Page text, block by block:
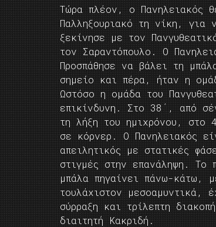
Τώρα πλέον, ο Πανηλειακός
Παλληξουριακό τη νίκη, για
ξεκίνησε με τον
τον Σαραντόπουλο. Ο
Προσπάθησε να βάλει τη
σημείο και πέρα, ήταν η
Ωστόσο η ομάδα του
επικίνδυνη. Στο 38΄, από
τη λήξη του ημιχρόνου, στο
σε κόρνερ. Ο Πανηλειακός
απειλητικός με στατικές
στιγμές στην επανάληψη. Το
μπάλα πηγαίνει πάνω-κάτω,
τουλάχιστον μεσοαμυντικά,
σύρραξη και τρίλεπτη
διαιτητή Κακριδή.